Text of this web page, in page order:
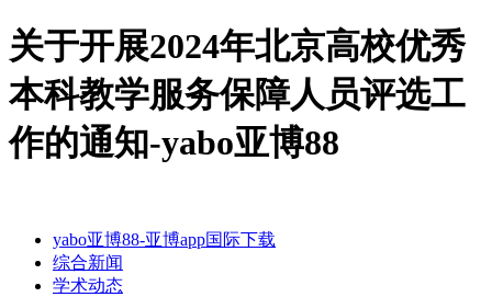
关于开展2024年北京高校优秀
本科教学服务保障人员评选工
作的通知-yabo亚博88
yabo亚博88-亚博app国际下载
综合新闻
学术动态